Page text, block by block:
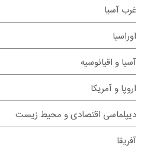
غرب آسیا
اوراسیا
آسیا و اقیانوسیه
اروپا و آمریکا
دیپلماسی اقتصادی و محیط زیست
آفریقا